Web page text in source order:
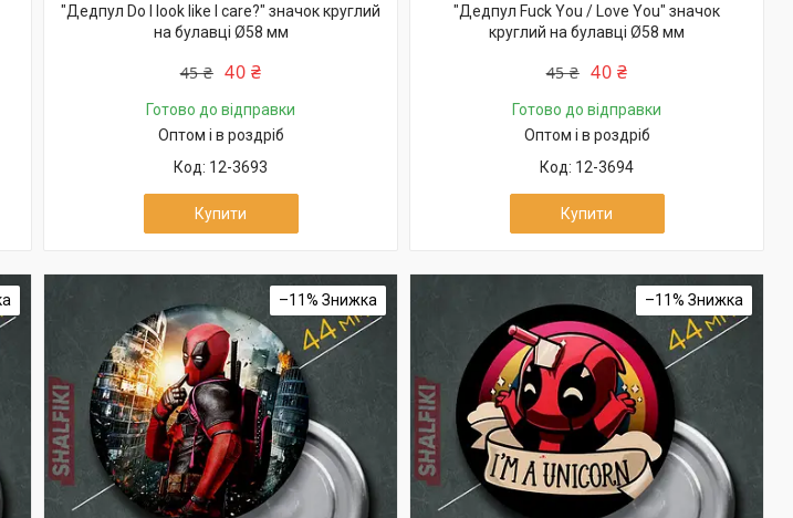
"Дедпул Do I look like I care?" значок круглий
на булавці Ø58 мм
45 ₴ 40 ₴
Готово до відправки
Оптом і в роздріб
12-3693
Купити
"Дедпул Fuck You / Love You" значок
круглий на булавці Ø58 мм
45 ₴ 40 ₴
Готово до відправки
Оптом і в роздріб
12-3694
Купити
–11% –11%